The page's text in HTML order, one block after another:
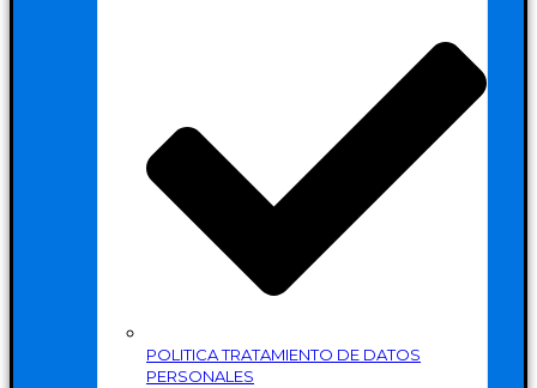
POLITICA TRATAMIENTO DE DATOS
PERSONALES